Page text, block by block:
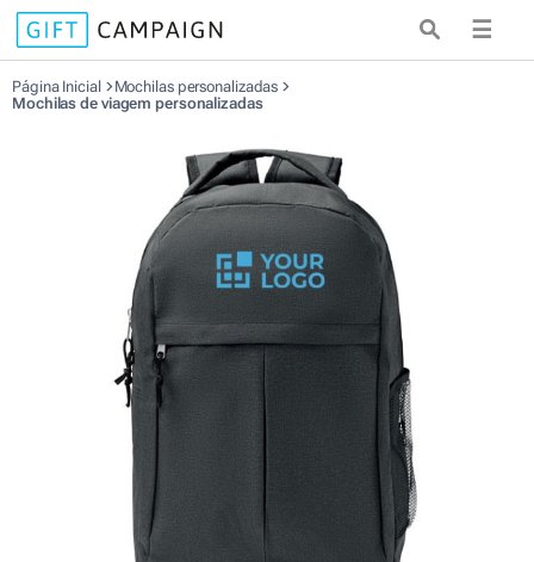
☰
Página Inicial
Mochilas personalizadas
Mochilas de viagem personalizadas